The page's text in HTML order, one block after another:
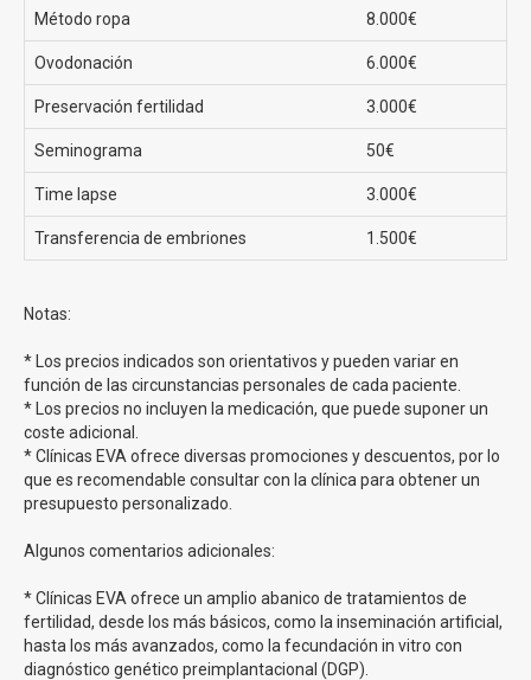
La FIV con ovodonación en Clínicas Eva tiene una tasa
de éxito del 80%
Precio FIV con ovodonación
Clínicas Eva te ofrece el tratamiento de fecundación
que los precios de Clínicas Eva pueden sufrir variaciones
dependiendo del momento, ya que ofrecen numerosas
ventajas para un número determinado de pacientes.
Metodo Ropa Clínicas Eva
LaFecundación in Vitro método ROPAes una variante
de la Fecundación In Vitro diseñadapara parejas de
mujeres. En este método, una de las mujeres dona los
óvulos, que son fertilizados con semen de donante en el
laboratorio. Luego, el embrión resultante se implanta en el
útero de la otra mujer, quien se convierte en la madre
papel activo en el proceso, siendo una la madre
biológica y la otra la madre gestante.
¿Por qué realizar la FIV Método ROPA en Clínicas Eva?
Método ropa 8.000€
Ovodonación 6.000€
Preservación fertilidad 3.000€
Seminograma 50€
Time lapse 3.000€
Transferencia de embriones 1.500€
Notas:
* Los precios indicados son orientativos y pueden variar en
función de las circunstancias personales de cada paciente.
* Los precios no incluyen la medicación, que puede suponer un
coste adicional.
* Clínicas EVA ofrece diversas promociones y descuentos, por lo
que es recomendable consultar con la clínica para obtener un
presupuesto personalizado.
Algunos comentarios adicionales:
* Clínicas EVA ofrece un amplio abanico de tratamientos de
fertilidad, desde los más básicos, como la inseminación artificial,
hasta los más avanzados, como la fecundación in vitro con
diagnóstico genético preimplantacional (DGP).